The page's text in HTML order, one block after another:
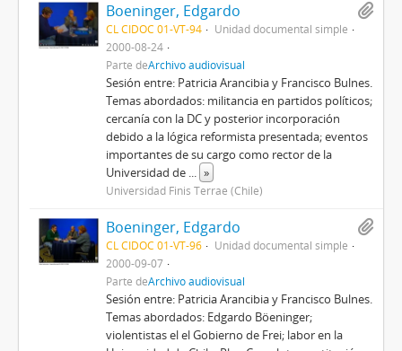
Boeninger, Edgardo
CL CIDOC 01-VT-94
Unidad documental simple
2000-08-24
Parte deArchivo audiovisual
Sesión entre: Patricia Arancibia y Francisco Bulnes.
Temas abordados: militancia en partidos políticos;
cercanía con la DC y posterior incorporación
debido a la lógica reformista presentada; eventos
importantes de su cargo como rector de la
Universidad de ... »
Universidad Finis Terrae (Chile)
Boeninger, Edgardo
CL CIDOC 01-VT-96
Unidad documental simple
2000-09-07
Parte deArchivo audiovisual
Sesión entre: Patricia Arancibia y Francisco Bulnes.
Temas abordados: Edgardo Böeninger;
violentistas el el Gobierno de Frei; labor en la